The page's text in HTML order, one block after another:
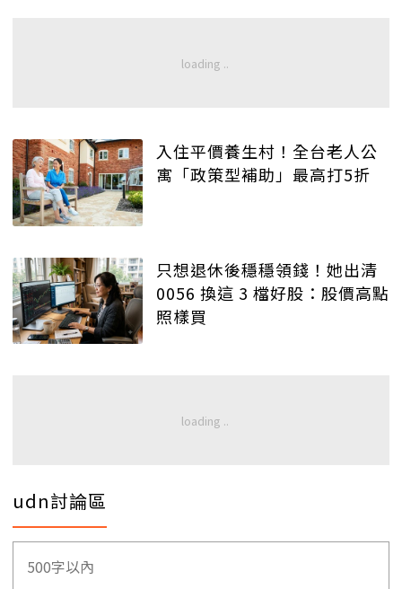
入住平價養生村！全台老人公
寓「政策型補助」最高打5折
只想退休後穩穩領錢！她出清
0056 換這 3 檔好股：股價高點
照樣買
udn討論區